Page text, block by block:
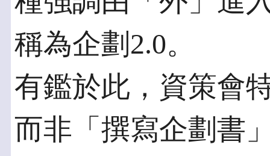
稱為企劃2.0。
有鑑於此，資策會
而非「撰寫企劃書